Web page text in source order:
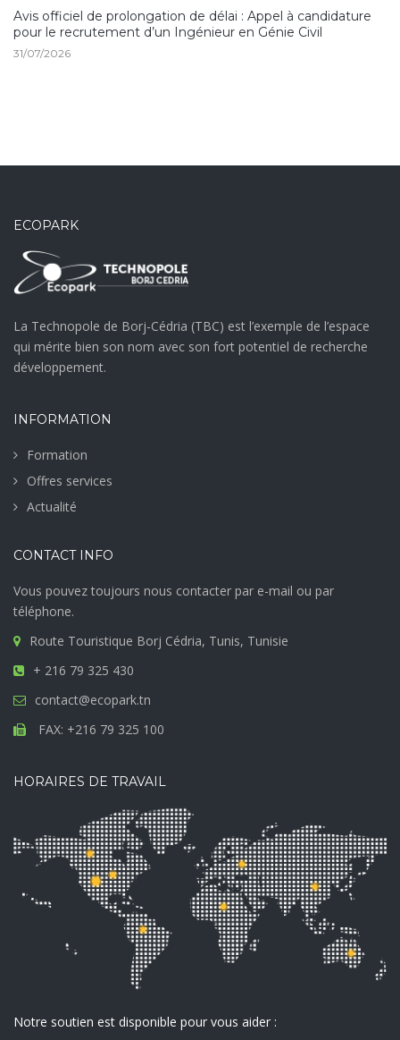
Avis officiel de prolongation de délai : Appel à candidature
pour le recrutement d’un Ingénieur en Génie Civil
31/07/2026
ECOPARK
La Technopole de Borj-Cédria (TBC) est l’exemple de l’espace
qui mérite bien son nom avec son fort potentiel de recherche
développement.
INFORMATION
Formation
Offres services
Actualité
CONTACT INFO
Vous pouvez toujours nous contacter par e-mail ou par
téléphone.
Route Touristique Borj Cédria, Tunis, Tunisie
+ 216 79 325 430
contact@ecopark.tn
FAX: +216 79 325 100
HORAIRES DE TRAVAIL
Notre soutien est disponible pour vous aider :